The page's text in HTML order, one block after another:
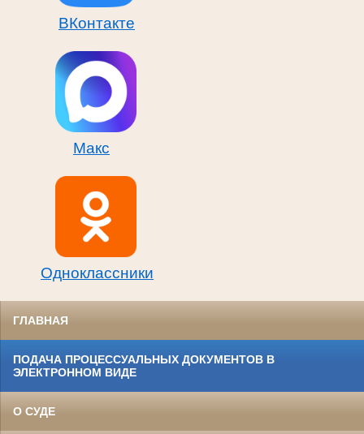
ВКонтакте
Макс
Одноклассники
ГЛАВНАЯ
ПОДАЧА ПРОЦЕССУАЛЬНЫХ ДОКУМЕНТОВ В
ЭЛЕКТРОННОМ ВИДЕ
О СУДЕ